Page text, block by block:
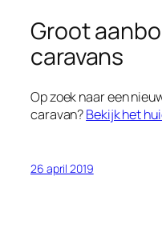
Groot
caravans
Op zoek naar een
caravan?Bekijk het
26 april 2019